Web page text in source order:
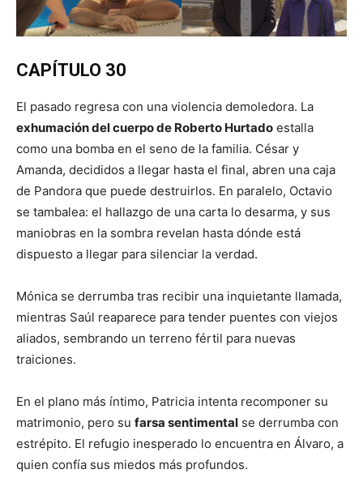
CAPÍTULO 30
El pasado regresa con una violencia demoledora. La
exhumación del cuerpo de Roberto Hurtado estalla
como una bomba en el seno de la familia. César y
Amanda, decididos a llegar hasta el final, abren una caja
de Pandora que puede destruirlos. En paralelo, Octavio
se tambalea: el hallazgo de una carta lo desarma, y sus
maniobras en la sombra revelan hasta dónde está
dispuesto a llegar para silenciar la verdad.
Mónica se derrumba tras recibir una inquietante llamada,
mientras Saúl reaparece para tender puentes con viejos
aliados, sembrando un terreno fértil para nuevas
traiciones.
En el plano más íntimo, Patricia intenta recomponer su
matrimonio, pero su farsa sentimental se derrumba con
estrépito. El refugio inesperado lo encuentra en Álvaro, a
quien confía sus miedos más profundos.